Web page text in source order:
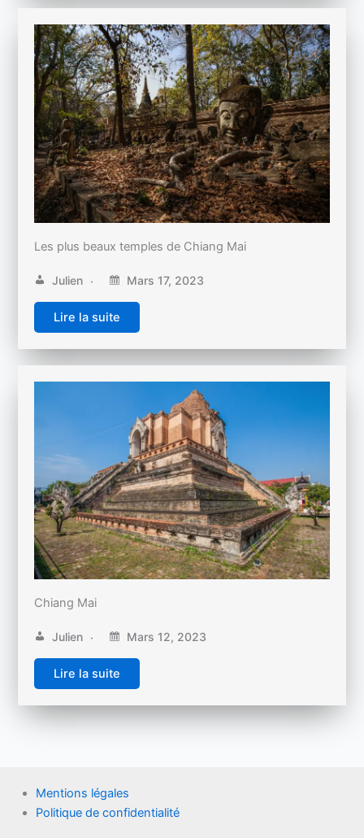
Les plus beaux temples de Chiang Mai
Julien Mars 17, 2023
Lire la suite
Chiang Mai
Julien Mars 12, 2023
Lire la suite
Mentions légales
Politique de confidentialité